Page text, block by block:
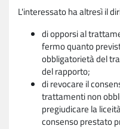
L'interessato ha altresì il
di opporsi al
fermo quanto
obbligatorietà del
del rapporto;
di revocare il
trattamenti non
pregiudicare la
consenso prestato